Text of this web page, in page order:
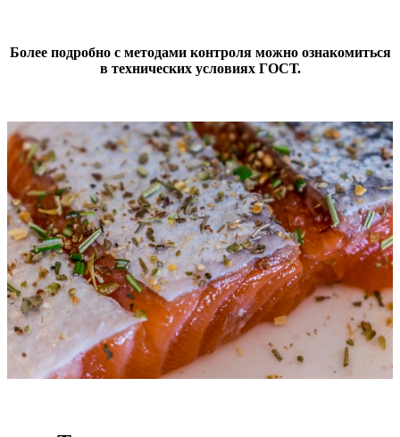
Более подробно с методами контроля можно ознакомиться
в технических условиях ГОСТ.